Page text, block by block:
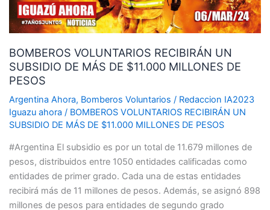
BOMBEROS VOLUNTARIOS RECIBIRÁN UN
SUBSIDIO DE MÁS DE $11.000 MILLONES DE
PESOS
Argentina Ahora, Bomberos Voluntarios / Redaccion IA2023
Iguazu ahora / BOMBEROS VOLUNTARIOS RECIBIRÁN UN
SUBSIDIO DE MÁS DE $11.000 MILLONES DE PESOS
#Argentina El subsidio es por un total de 11.679 millones de
pesos, distribuidos entre 1050 entidades calificadas como
entidades de primer grado. Cada una de estas entidades
recibirá más de 11 millones de pesos. Además, se asignó 898
millones de pesos para entidades de segundo grado
DE
$11.000
DE
PESOS